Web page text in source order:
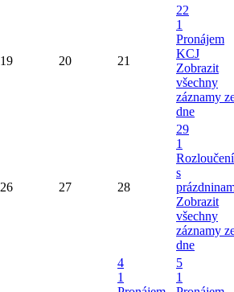
19 20 21
22
1
Pronájem
KCJ
Zobrazit
všechny
záznamy
dne
26 27 28
29
1
Rozloučení
s
Zobrazit
všechny
záznamy
dne
4
1
5
1